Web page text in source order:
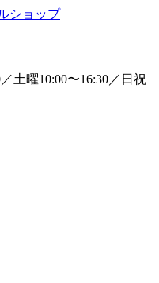
土曜10:00〜16:30／日祝